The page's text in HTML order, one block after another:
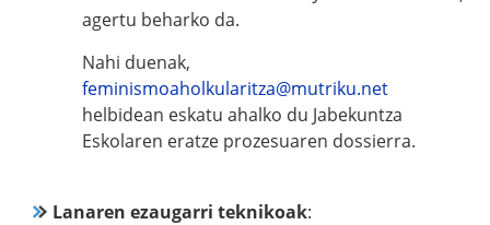
agertu beharko da.
Nahi duenak,
feminismoaholkularitza@mutriku.net
helbidean eskatu ahalko du Jabekuntza
Eskolaren eratze prozesuaren dossierra.
Lanaren ezaugarri teknikoak: